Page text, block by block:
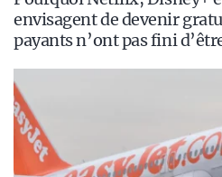
envisagent de devenir
payants n’ont pas fini